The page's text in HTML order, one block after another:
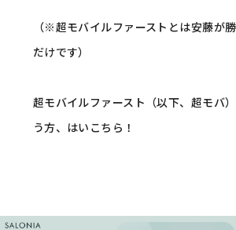
（※超モバイルファーストとは安藤が
だけです）
超モバイルファースト（以下、超モバ
う方、はいこちら！